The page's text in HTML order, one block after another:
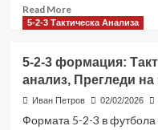
5-
2-
формация
Read MoreRead
more
позиция,
Възможности
за
отбелязване
5-2-3 Тактическа Анализа
5-2-3 формация:
анализ, Прегледи на
Иван Петров 02/02/2026
Формата 5-2-3 в футбола